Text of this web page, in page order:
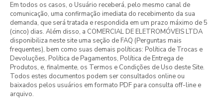
Em todos os casos, o Usuário receberá, pelo mesmo canal de
comunicação, uma confirmação imediata do recebimento da sua
demanda, que será tratada e respondida em um prazo máximo de 5
(cinco) dias. Além disso, a COMERCIAL DE ELETROMÓVEIS LTDA
disponibiliza neste site uma seção de FAQ (Perguntas mais
frequentes), bem como suas demais políticas: Política de Trocas e
Devoluções, Política de Pagamentos, Política de Entrega de
Produtos, e, finalmente, os Termos e Condições de Uso deste Site.
Todos estes documentos podem ser consultados online ou
baixados pelos usuários em formato PDF para consulta off-line e
arquivo.